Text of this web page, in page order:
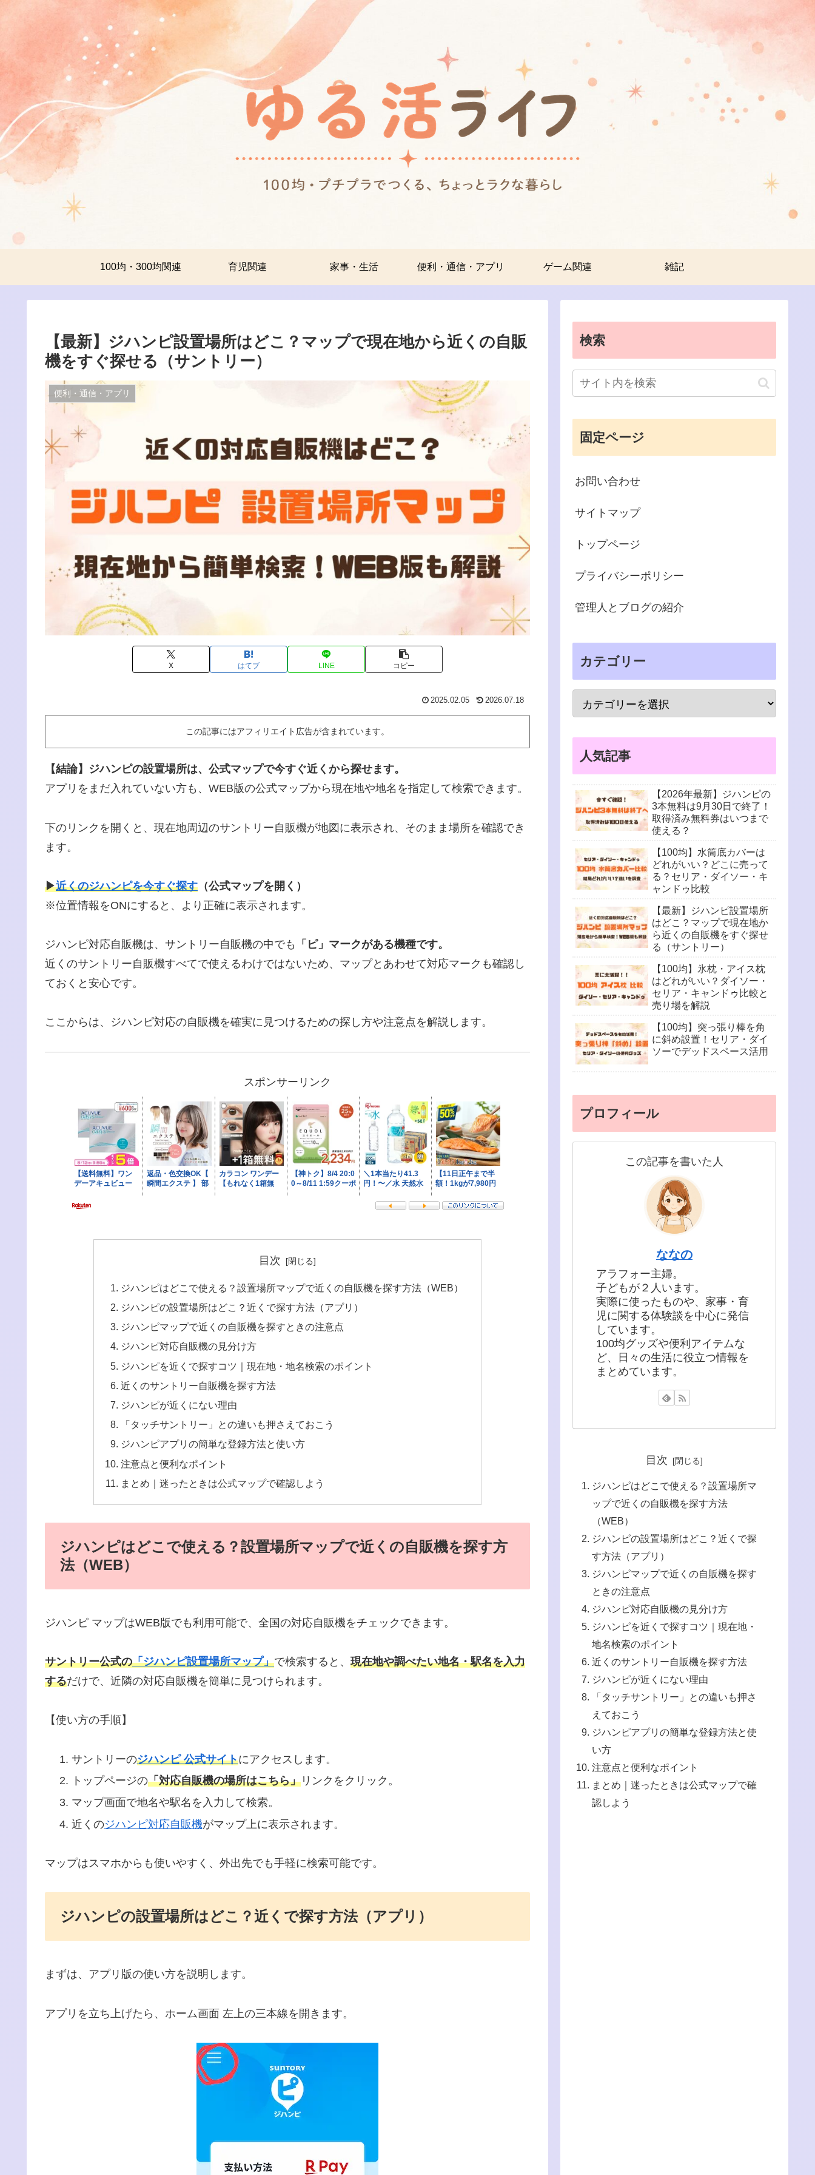
100均・300均関連 育児関連 家事・生活 便利・通信・アプリ ゲーム関連 雑記
【最新】ジハンピ設置場所はどこ？マップで現在地から近くの自販
機をすぐ探せる（サントリー）
便利・通信・アプリ
X はてブ LINE コピー
2025.02.05 2026.07.18
この記事にはアフィリエイト広告が含まれています。
【結論】ジハンピの設置場所は、公式マップで今すぐ近くから探せます。
アプリをまだ入れていない方も、WEB版の公式マップから現在地や地名を指定して検索できます。
下のリンクを開くと、現在地周辺のサントリー自販機が地図に表示され、そのまま場所を確認でき
ます。
▶近くのジハンピを今すぐ探す （公式マップを開く）
※位置情報をONにすると、より正確に表示されます。
ジハンピ対応自販機は、サントリー自販機の中でも
「ピ」マークがある機種です。
近くのサントリー自販機すべてで使えるわけではないため、マップとあわせて対応マークも確認し
ておくと安心です。
ここからは、ジハンピ対応の自販機を確実に見つけるための探し方や注意点を解説します。
スポンサーリンク
目次
ジハンピはどこで使える？設置場所マップで近くの自販機を探す方法（WEB）
ジハンピの設置場所はどこ？近くで探す方法（アプリ）
ジハンピマップで近くの自販機を探すときの注意点
ジハンピ対応自販機の見分け方
ジハンピを近くで探すコツ｜現在地・地名検索のポイント
近くのサントリー自販機を探す方法
ジハンピが近くにない理由
「タッチサントリー」との違いも押さえておこう
ジハンピアプリの簡単な登録方法と使い方
注意点と便利なポイント
まとめ｜迷ったときは公式マップで確認しよう
ジハンピはどこで使える？設置場所マップで近くの自販機を探す方
法（WEB）
ジハンピ マップはWEB版でも利用可能で、全国の対応自販機をチェックできます。
サントリー公式の「ジハンピ設置場所マップ」で検索すると、 現在地や調べたい地名・駅名を入力
するだけで、近隣の対応自販機を簡単に見つけられます。
【使い方の手順】
サントリーのジハンピ 公式サイトにアクセスします。
トップページの「対応自販機の場所はこちら」リンクをクリック。
マップ画面で地名や駅名を入力して検索。
近くのジハンピ対応自販機がマップ上に表示されます。
マップはスマホからも使いやすく、外出先でも手軽に検索可能です。
ジハンピの設置場所はどこ？近くで探す方法（アプリ）
まずは、アプリ版の使い方を説明します。
アプリを立ち上げたら、ホーム画面 左上の三本線を開きます。
検索
固定ページ
お問い合わせ
サイトマップ
トップページ
プライバシーポリシー
管理人とブログの紹介
カテゴリー
人気記事
【2026年最新】ジハンピの
3本無料は9月30日で終了！
取得済み無料券はいつまで
使える？
【100均】水筒底カバーは
どれがいい？どこに売って
る？セリア・ダイソー・キ
ャンドゥ比較
【最新】ジハンピ設置場所
はどこ？マップで現在地か
ら近くの自販機をすぐ探せ
る（サントリー）
【100均】氷枕・アイス枕
はどれがいい？ダイソー・
セリア・キャンドゥ比較と
売り場を解説
【100均】突っ張り棒を角
に斜め設置！セリア・ダイ
ソーでデッドスペース活用
プロフィール
この記事を書いた人
ななの
アラフォー主婦。
子どもが２人います。
実際に使ったものや、家事・育
児に関する体験談を中心に発信
しています。
100均グッズや便利アイテムな
ど、日々の生活に役立つ情報を
まとめています。
目次
ジハンピはどこで使える？設置場所マ
ップで近くの自販機を探す方法
（WEB）
ジハンピの設置場所はどこ？近くで探
す方法（アプリ）
ジハンピマップで近くの自販機を探す
ときの注意点
ジハンピ対応自販機の見分け方
ジハンピを近くで探すコツ｜現在地・
地名検索のポイント
近くのサントリー自販機を探す方法
ジハンピが近くにない理由
「タッチサントリー」との違いも押さ
えておこう
ジハンピアプリの簡単な登録方法と使
い方
注意点と便利なポイント
まとめ｜迷ったときは公式マップで確
認しよう